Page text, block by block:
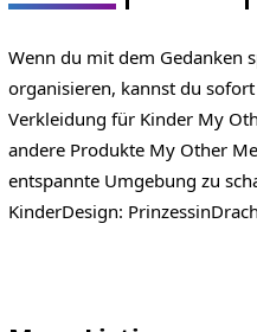
Wenn du mit dem Gedanken
organisieren, kannst du
Verkleidung für Kinder My
andere Produkte My Other
entspannte Umgebung zu
KinderDesign: